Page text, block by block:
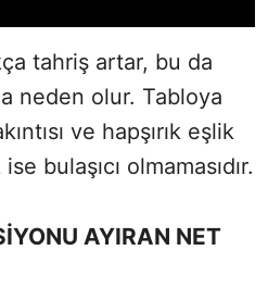
tahriş artar, bu da
neden olur. Tabloya
ve hapşırık eşlik
bulaşıcı olmamasıdır.
AYIRAN NET